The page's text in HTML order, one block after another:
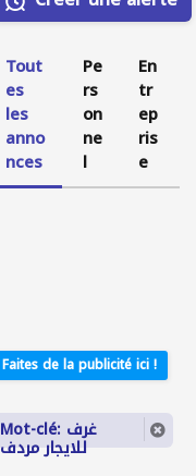
Tout
es
les
anno
nces
Pe
rs
on
ne
l
En
tr
ep
ris
e
Faites de la publicité ici !
Mot-clé: غرف
للايجار مردف